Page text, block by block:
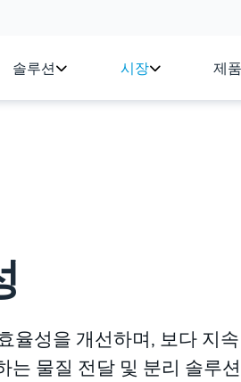
솔루션 시장 제
율성을 개선하며, 보다 지
물질 전달 및 분리 솔루